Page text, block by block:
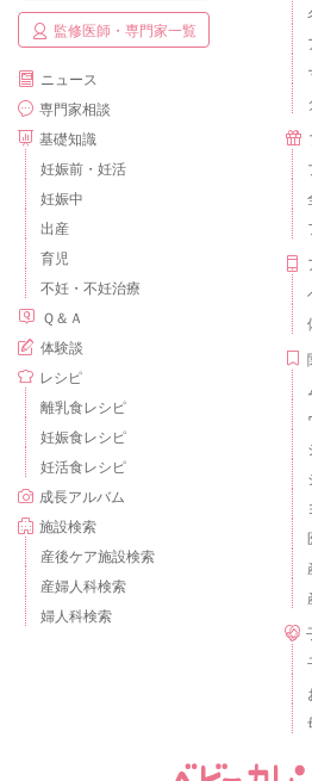
監修医師・専門家一覧
ニュース
専門家相談
基礎知識
妊娠前・妊活
妊娠中
出産
育児
不妊・不妊治療
Ｑ＆Ａ
体験談
レシピ
離乳食レシピ
妊娠食レシピ
妊活食レシピ
成長アルバム
施設検索
産後ケア施設検索
産婦人科検索
婦人科検索